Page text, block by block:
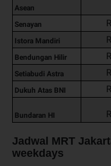
Asean
Senayan
Istora Mandiri
Bendungan Hilir
Setiabudi Astra
Dukuh Atas BNI
Bundaran HI
Jadwal MRT
weekdays